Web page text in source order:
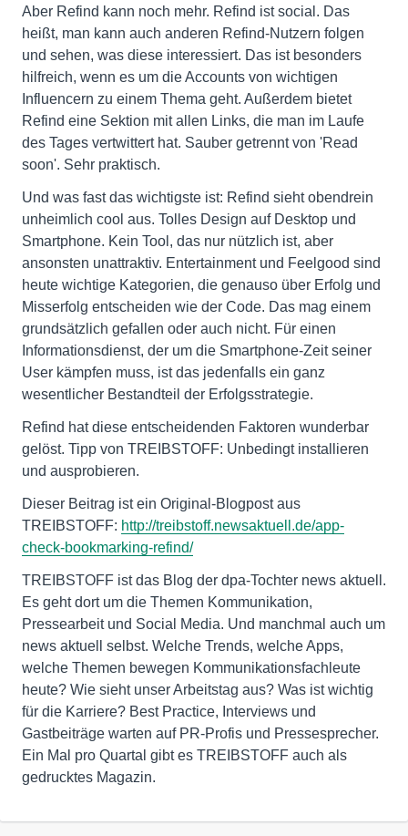
Aber Refind kann noch mehr. Refind ist social. Das
heißt, man kann auch anderen Refind-Nutzern folgen
und sehen, was diese interessiert. Das ist besonders
hilfreich, wenn es um die Accounts von wichtigen
Influencern zu einem Thema geht. Außerdem bietet
Refind eine Sektion mit allen Links, die man im Laufe
des Tages vertwittert hat. Sauber getrennt von 'Read
soon'. Sehr praktisch.
Und was fast das wichtigste ist: Refind sieht obendrein
unheimlich cool aus. Tolles Design auf Desktop und
Smartphone. Kein Tool, das nur nützlich ist, aber
ansonsten unattraktiv. Entertainment und Feelgood sind
heute wichtige Kategorien, die genauso über Erfolg und
Misserfolg entscheiden wie der Code. Das mag einem
grundsätzlich gefallen oder auch nicht. Für einen
Informationsdienst, der um die Smartphone-Zeit seiner
User kämpfen muss, ist das jedenfalls ein ganz
wesentlicher Bestandteil der Erfolgsstrategie.
Refind hat diese entscheidenden Faktoren wunderbar
gelöst. Tipp von TREIBSTOFF: Unbedingt installieren
und ausprobieren.
Dieser Beitrag ist ein Original-Blogpost aus
TREIBSTOFF: http://treibstoff.newsaktuell.de/app-
check-bookmarking-refind/
TREIBSTOFF ist das Blog der dpa-Tochter news aktuell.
Es geht dort um die Themen Kommunikation,
Pressearbeit und Social Media. Und manchmal auch um
news aktuell selbst. Welche Trends, welche Apps,
welche Themen bewegen Kommunikationsfachleute
heute? Wie sieht unser Arbeitstag aus? Was ist wichtig
für die Karriere? Best Practice, Interviews und
Gastbeiträge warten auf PR-Profis und Pressesprecher.
Ein Mal pro Quartal gibt es TREIBSTOFF auch als
gedrucktes Magazin.